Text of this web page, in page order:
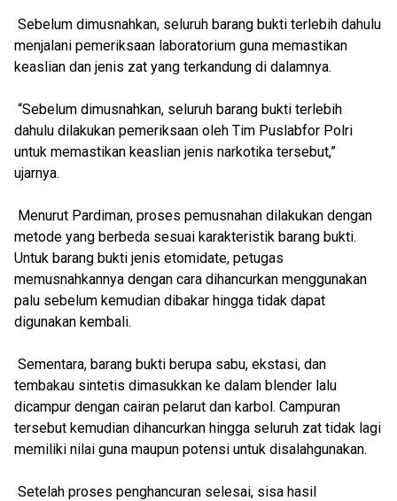
Sebelum dimusnahkan, seluruh barang bukti terlebih dahulu
menjalani pemeriksaan laboratorium guna memastikan
keaslian dan jenis zat yang terkandung di dalamnya.
“Sebelum dimusnahkan, seluruh barang bukti terlebih
dahulu dilakukan pemeriksaan oleh Tim Puslabfor Polri
untuk memastikan keaslian jenis narkotika tersebut,”
ujarnya.
Menurut Pardiman, proses pemusnahan dilakukan dengan
metode yang berbeda sesuai karakteristik barang bukti.
Untuk barang bukti jenis etomidate, petugas
memusnahkannya dengan cara dihancurkan menggunakan
palu sebelum kemudian dibakar hingga tidak dapat
digunakan kembali.
Sementara, barang bukti berupa sabu, ekstasi, dan
tembakau sintetis dimasukkan ke dalam blender lalu
dicampur dengan cairan pelarut dan karbol. Campuran
tersebut kemudian dihancurkan hingga seluruh zat tidak lagi
memiliki nilai guna maupun potensi untuk disalahgunakan.
Setelah proses penghancuran selesai, sisa hasil